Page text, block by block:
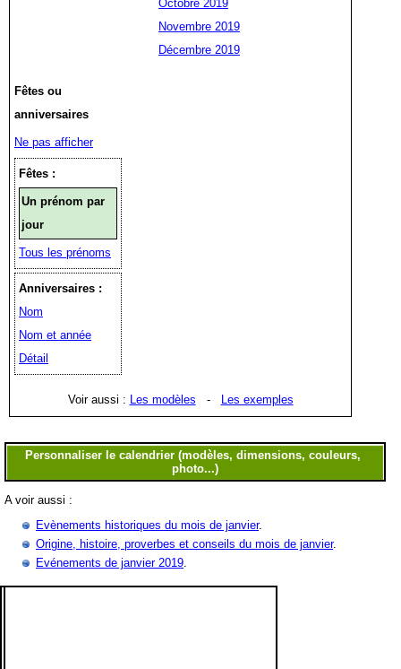
Octobre 2019
Novembre 2019
Décembre 2019
Fêtes ou
anniversaires
Ne pas afficher
Fêtes :
Un prénom par
jour
Tous les prénoms
Anniversaires :
Nom
Nom et année
Détail
Voir aussi : Les modèles - Les exemples
A voir aussi :
Evènements historiques du mois de janvier.
Origine, histoire, proverbes et conseils du mois de janvier.
Evénements de janvier 2019.